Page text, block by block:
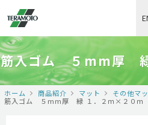
筋入ゴム ５mm厚
ホーム 商品紹介 マット
その他マ
筋入ゴム ５mm厚 緑 １．２ｍ×２０ｍ